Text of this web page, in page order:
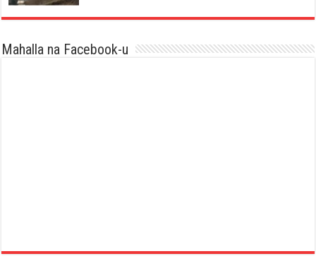
Mahalla na Facebook-u